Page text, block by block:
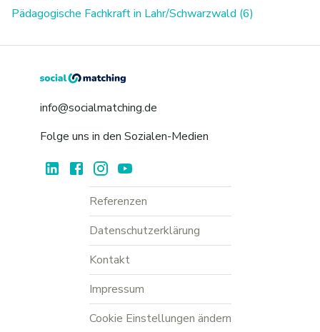
Pädagogische Fachkraft in Lahr/Schwarzwald (6)
info@socialmatching.de
Folge uns in den Sozialen-Medien
Referenzen
Datenschutzerklärung
Kontakt
Impressum
Cookie Einstellungen ändern